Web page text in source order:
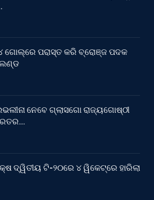
ଗୋଲ୍‌ରେ ପରାସ୍ତ କରି ବ୍ରୋଞ୍ଜ ପଦକ
ନେବେ ଗ୍ଲାସଗୋ ରାଜ୍ୟଗୋଷ୍ଠୀ
ଦ୍ୱିତୀୟ ଟି-୨୦ରେ ୪ ୱିକେଟ୍‌ରେ ହାରିଲା